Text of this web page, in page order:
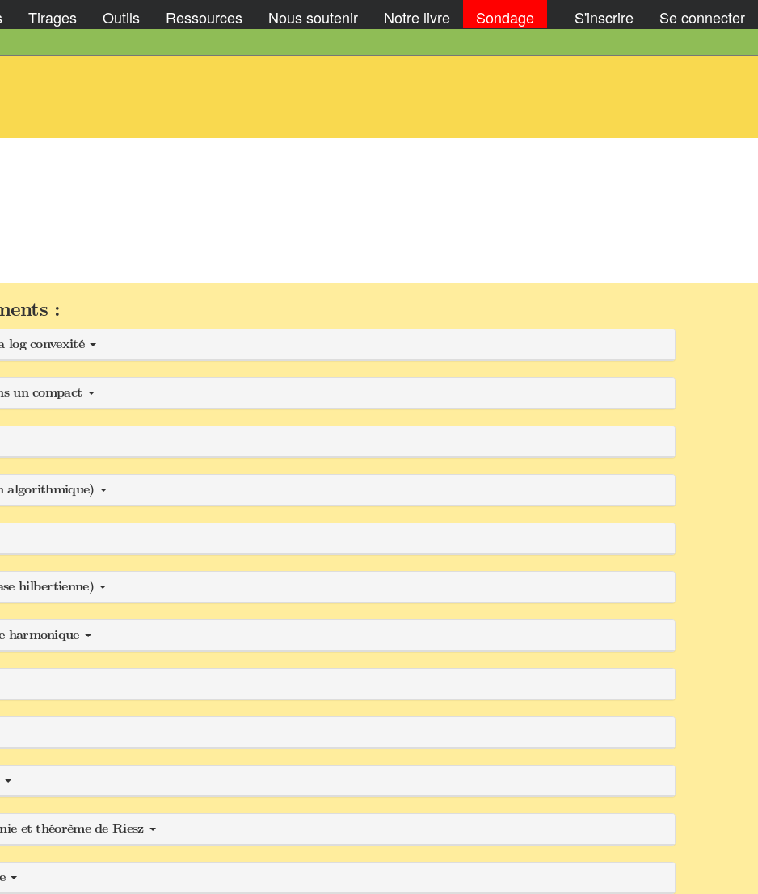
Tirages Outils Ressources Nous soutenir Notre livre Sondage S'inscrire Se connecter
:
log convexité
un compact
algorithmique)
hilbertienne)
harmonique
et théorème de Riesz